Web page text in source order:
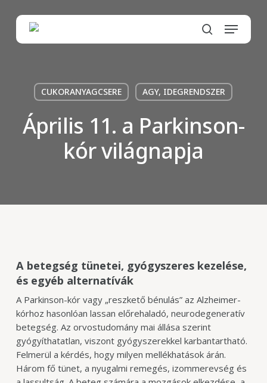
content
search
Menu
CUKORANYAGCSERE AGY, IDEGRENDSZER
Április 11. a Parkinson-
kór világnapja
A betegség tünetei, gyógyszeres kezelése,
és egyéb alternatívák
A Parkinson-kór vagy „reszkető bénulás” az Alzheimer-
kórhoz hasonlóan lassan előrehaladó, neurodegeneratív
betegség. Az orvostudomány mai állása szerint
gyógyíthatatlan, viszont gyógyszerekkel karbantartható.
Felmerül a kérdés, hogy milyen mellékhatások árán.
Három fő tünet, a nyugalmi remegés, izommerevség és